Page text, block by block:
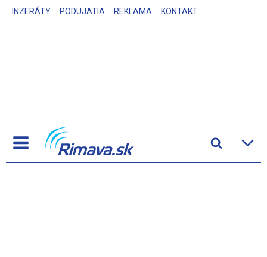
INZERÁTY PODUJATIA REKLAMA KONTAKT